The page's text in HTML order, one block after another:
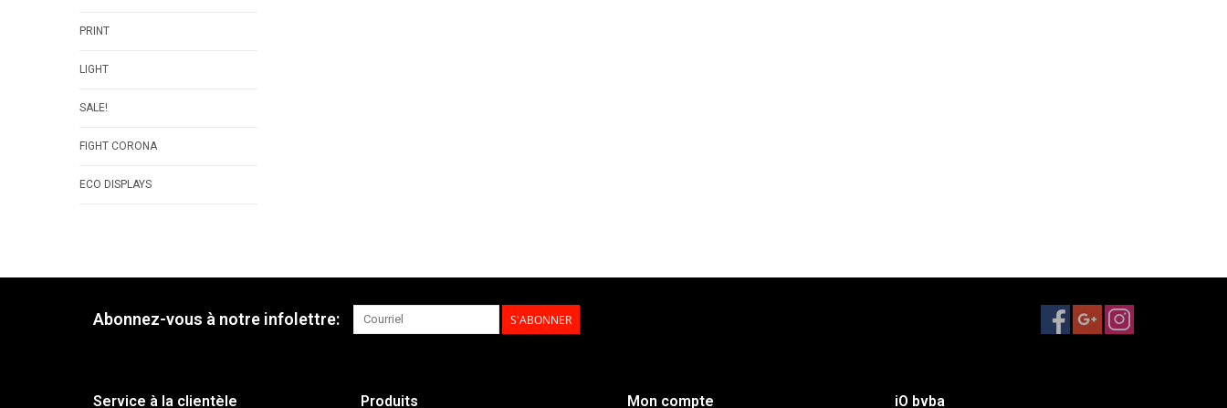
PRINT
LIGHT
SALE!
FIGHT CORONA
ECO DISPLAYS
Abonnez-vous à notre infolettre: S'ABONNER
Service à la clientèle Produits Mon compte iO bvba